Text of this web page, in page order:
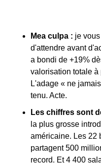
Mea culpa : je
d'attendre avant
a bondi de +19%
valorisation totale
L'adage « ne
tenu. Acte.
Les chiffres sont
la plus grosse
américaine. Les 22
partagent 500
record. Et 4 400